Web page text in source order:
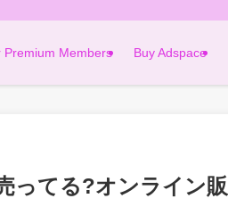
Premium Members Buy Adspace
ってる?オンライン販